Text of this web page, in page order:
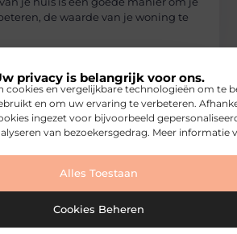
privacy is belangrijk voor ons.
cookies en vergelijkbare technologieën om te
en om uw ervaring te verbeteren.
ingezet voor bijvoorbeeld
van bezoekersgedrag. Meer informatie
Alles Toestaan
Cookies Beheren
de waarde van je woning te
of kraan huren doe je zo!
op til? Dan schakel je